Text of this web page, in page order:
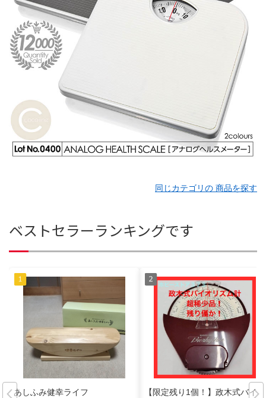
同じカテゴリの 商品を探す
ベストセラーランキングです
あしふみ健幸ライフ 【限定残り1個！】政木式バイオ